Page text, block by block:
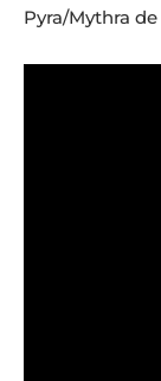
Pyra/Mythra de